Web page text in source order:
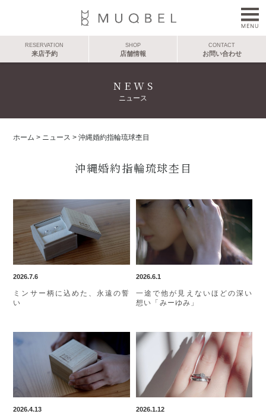
RESERVATION
来店予約
SHOP
店舗情報
CONTACT
お問い合わせ
NEWS
ニュース
ホーム > ニュース >沖縄婚約指輪琉球杢目
沖縄婚約指輪琉球杢目
2026.7.6
ミンサー柄に込めた、永遠の誓
い
2026.6.1
一途で他が見えないほどの深い
想い「みーゆみ」
2026.4.13 2026.1.12